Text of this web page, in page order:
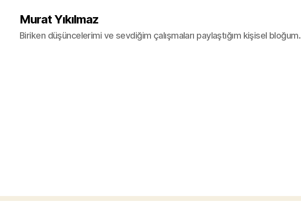
Murat Yıkılmaz
Biriken düşüncelerimi ve sevdiğim çalışmaları paylaştığım kişisel bloğum.